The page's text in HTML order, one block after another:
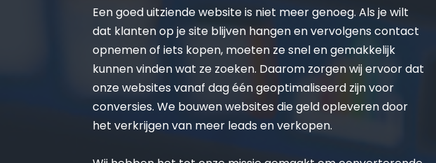
Een goed uitziende website is niet meer genoeg. Als je wilt
dat klanten op je site blijven hangen en vervolgens contact
opnemen of iets kopen, moeten ze snel en gemakkelijk
kunnen vinden wat ze zoeken. Daarom zorgen wij ervoor dat
onze websites vanaf dag één geoptimaliseerd zijn voor
conversies. We bouwen websites die geld opleveren door
het verkrijgen van meer leads en verkopen.